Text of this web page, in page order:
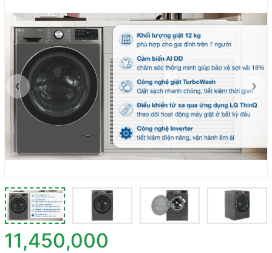
‹ ›
11,450,000